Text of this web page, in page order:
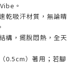
。
乾吸汗材質，無論晴
構，擺脫悶熱，全天
0.5cm）著用；若腳